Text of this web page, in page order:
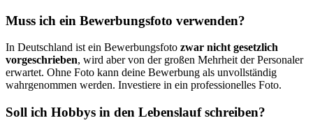
Muss ich ein Bewerbungsfoto verwenden?
In Deutschland ist ein Bewerbungsfoto zwar nicht gesetzlich
vorgeschrieben, wird aber von der großen Mehrheit der Personaler
erwartet. Ohne Foto kann deine Bewerbung als unvollständig
wahrgenommen werden. Investiere in ein professionelles Foto.
Soll ich Hobbys in den Lebenslauf schreiben?